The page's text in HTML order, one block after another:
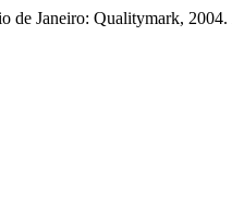
de Janeiro: Qualitymark, 2004.